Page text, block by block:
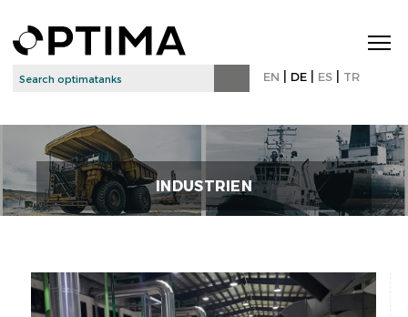
EN DE ES TR
INDUSTRIEN